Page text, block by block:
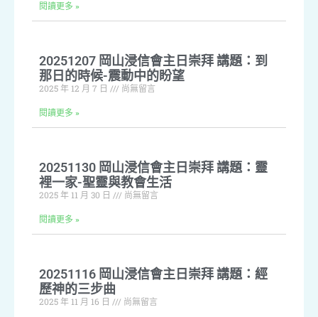
閱讀更多 »
20251207 岡山浸信會主日崇拜 講題：到
那日的時候-震動中的盼望
2025 年 12 月 7 日 尚無留言
閱讀更多 »
20251130 岡山浸信會主日崇拜 講題：靈
裡一家-聖靈與教會生活
2025 年 11 月 30 日 尚無留言
閱讀更多 »
20251116 岡山浸信會主日崇拜 講題：經
歷神的三步曲
2025 年 11 月 16 日 尚無留言